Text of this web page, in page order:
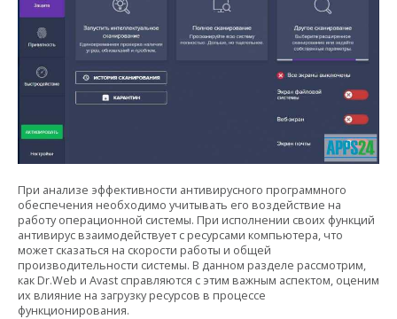
При анализе эффективности антивирусного программного
обеспечения необходимо учитывать его воздействие на
работу операционной системы. При исполнении своих функций
антивирус взаимодействует с ресурсами компьютера, что
может сказаться на скорости работы и общей
производительности системы. В данном разделе рассмотрим,
как Dr.Web и Avast справляются с этим важным аспектом, оценим
их влияние на загрузку ресурсов в процессе
функционирования.